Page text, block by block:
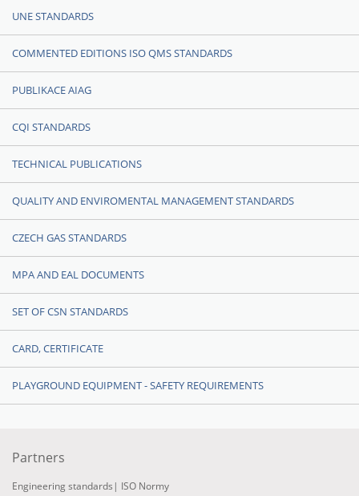
UNE STANDARDS
COMMENTED EDITIONS ISO QMS STANDARDS
PUBLIKACE AIAG
CQI STANDARDS
TECHNICAL PUBLICATIONS
QUALITY AND ENVIROMENTAL MANAGEMENT STANDARDS
CZECH GAS STANDARDS
MPA AND EAL DOCUMENTS
SET OF CSN STANDARDS
CARD, CERTIFICATE
PLAYGROUND EQUIPMENT - SAFETY REQUIREMENTS
Partners
Engineering standards | ISO Normy